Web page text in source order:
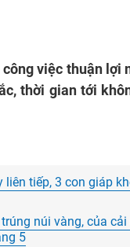
việc thuận lợi
thời gian tới
tiếp, 3 con giáp
núi vàng, của
5